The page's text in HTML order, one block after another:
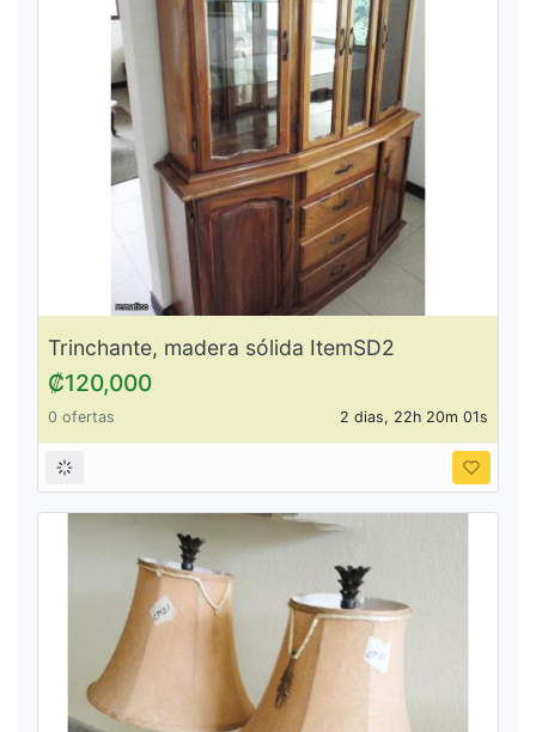
Trinchante, madera sólida ItemSD2
₡120,000
0 ofertas 2 dias, 22h 20m 01s